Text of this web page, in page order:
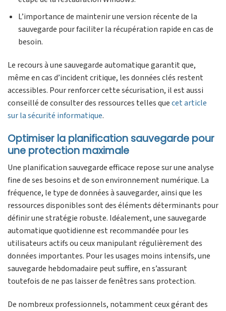
L’importance de maintenir une version récente de la
sauvegarde pour faciliter la récupération rapide en cas de
besoin.
Le recours à une sauvegarde automatique garantit que,
même en cas d’incident critique, les données clés restent
accessibles. Pour renforcer cette sécurisation, il est aussi
conseillé de consulter des ressources telles quecet article
sur la sécurité informatique.
Optimiser la planification sauvegarde pour
une protection maximale
Une planification sauvegarde efficace repose sur une analyse
fine de ses besoins et de son environnement numérique. La
fréquence, le type de données à sauvegarder, ainsi que les
ressources disponibles sont des éléments déterminants pour
définir une stratégie robuste. Idéalement, une sauvegarde
automatique quotidienne est recommandée pour les
utilisateurs actifs ou ceux manipulant régulièrement des
données importantes. Pour les usages moins intensifs, une
sauvegarde hebdomadaire peut suffire, en s’assurant
toutefois de ne pas laisser de fenêtres sans protection.
De nombreux professionnels, notamment ceux gérant des